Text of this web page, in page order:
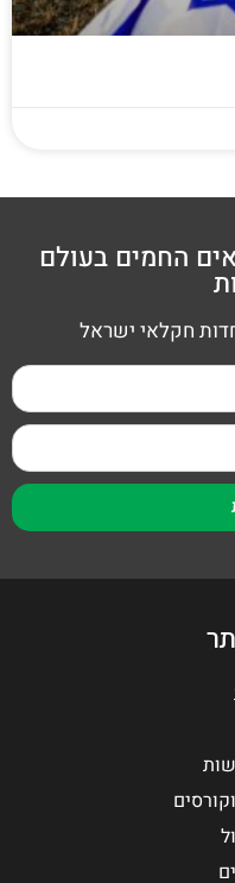
החמים בעולם
חקלאי ישראל